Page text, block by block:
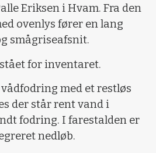
Eriksen i Hvam. Fra den
ovenlys fører en lang
smågriseafsnit.
for inventaret.
med et restløs
der står rent vand i
fodring. I farestalden er
nedløb.